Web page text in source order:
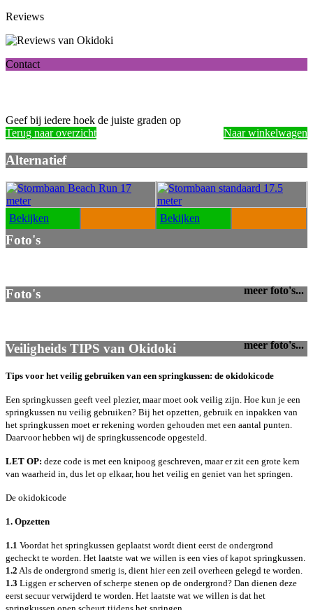
Reviews
Contact
Geef bij iedere hoek de juiste graden op
Terug naar overzicht
Naar winkelwagen
Alternatief
Bekijken Bekijken
Foto's
meer foto's...
Foto's
meer foto's...
Veiligheids TIPS van Okidoki
Tips voor het veilig gebruiken van een springkussen: de okidokicode
Een springkussen geeft veel plezier, maar moet ook veilig zijn. Hoe kun je een
springkussen nu veilig gebruiken? Bij het opzetten, gebruik en inpakken van
het springkussen moet er rekening worden gehouden met een aantal punten.
Daarvoor hebben wij de springkussencode opgesteld.
LET OP: deze code is met een knipoog geschreven, maar er zit een grote kern
van waarheid in, dus let op elkaar, hou het veilig en geniet van het springen.
De okidokicode
1. Opzetten
1.1 Voordat het springkussen geplaatst wordt dient eerst de ondergrond
gecheckt te worden. Het laatste wat we willen is een vies of kapot springkussen.
1.2 Als de ondergrond smerig is, dient hier een zeil overheen gelegd te worden.
1.3 Liggen er scherven of scherpe stenen op de ondergrond? Dan dienen deze
eerst secuur verwijderd te worden. Het laatste wat we willen is dat het